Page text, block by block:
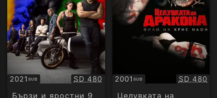
2021SUB
Субтитри Качество:
SD 480
Бързи и яростни 9
2001 SUB
Субтитри SD 480
Целувката на